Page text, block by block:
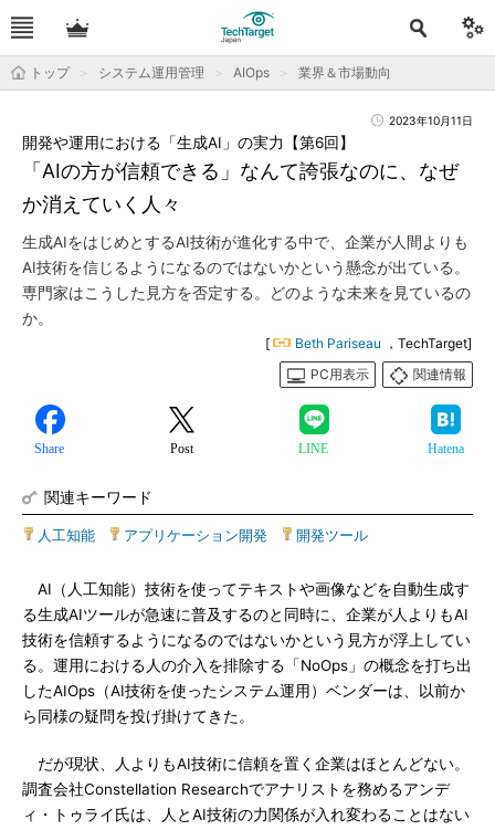
トップ システム運用管理 AIOps 業界＆市場動向
2023年10月11日
「AIの方が信頼できる」なんて誇張なのに、なぜ
か消えていく人々
開発や運用における「生成AI」の実力【第6回】
生成AIをはじめとするAI技術が進化する中で、企業が人間よりも
AI技術を信じるようになるのではないかという懸念が出ている。
専門家はこうした見方を否定する。どのような未来を見ているの
か。
[ Beth Pariseau ，TechTarget]
PC用表示
関連情報
Share Post LINE Hatena
関連キーワード
人工知能 アプリケーション開発 開発ツール
AI（人工知能）技術を使ってテキストや画像などを自動生成す
る生成AIツールが急速に普及するのと同時に、企業が人よりもAI
技術を信頼するようになるのではないかという見方が浮上してい
る。運用における人の介入を排除する「NoOps」の概念を打ち出
したAIOps（AI技術を使ったシステム運用）ベンダーは、以前か
ら同様の疑問を投げ掛けてきた。
だが現状、人よりもAI技術に信頼を置く企業はほとんどない。
調査会社Constellation Researchでアナリストを務めるアンデ
ィ・トゥライ氏は、人とAI技術の力関係が入れ変わることはない